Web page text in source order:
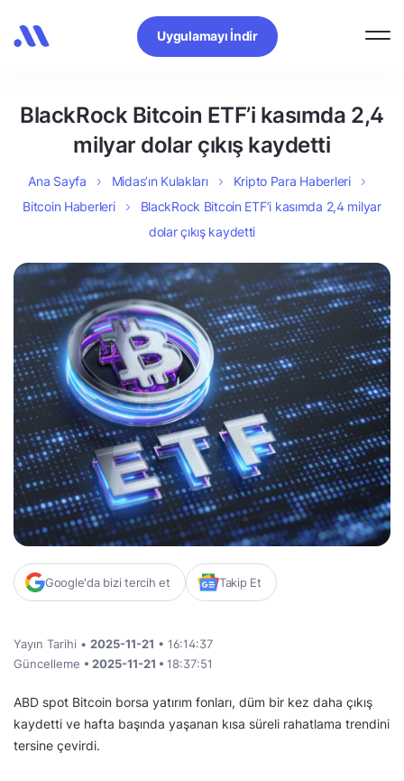
Uygulamayı İndir
BlackRock Bitcoin ETF’i kasımda 2,4
milyar dolar çıkış kaydetti
Ana Sayfa Midas’ın Kulakları
Kripto Para Haberleri
Bitcoin Haberleri
BlackRock Bitcoin ETF’i kasımda 2,4 milyar
dolar çıkış kaydetti
Google'da bizi tercih et Takip Et
Yayın Tarihi • 2025-11-21 • 16:14:37
Güncelleme • 2025-11-21 • 18:37:51
ABD spot Bitcoin borsa yatırım fonları, düm bir kez daha çıkış
kaydetti ve hafta başında yaşanan kısa süreli rahatlama trendini
tersine çevirdi.